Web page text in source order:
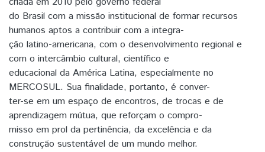
do Brasil com a missão institucional de formar recursos
humanos aptos a contribuir com a integra-
ção latino-americana, com o desenvolvimento regional e
com o intercâmbio cultural, científico e
educacional da América Latina, especialmente no
MERCOSUL. Sua finalidade, portanto, é conver-
ter-se em um espaço de encontros, de trocas e de
aprendizagem mútua, que reforçam o compro-
misso em prol da pertinência, da excelência e da
construção sustentável de um mundo melhor.